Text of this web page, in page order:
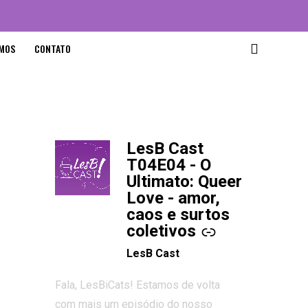
CONTATO
LesB Cast
T04E04 - O
Ultimato: Queer
Love - amor,
caos e surtos
coletivos
-
LesB Cast
Fala, LesBiCats! Estamos de volta
com mais um episódio do nosso